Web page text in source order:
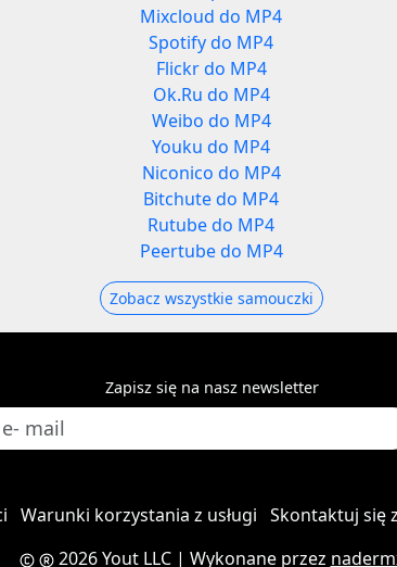
Mixcloud do MP4
Spotify do MP4
Flickr do MP4
Ok.Ru do MP4
Weibo do MP4
Youku do MP4
Niconico do MP4
Bitchute do MP4
Rutube do MP4
Peertube do MP4
Zobacz wszystkie samouczki
Zapisz się na nasz newsletter
Warunki korzystania z usługi Skontaktuj się
2026 Yout LLC| Wykonane przez